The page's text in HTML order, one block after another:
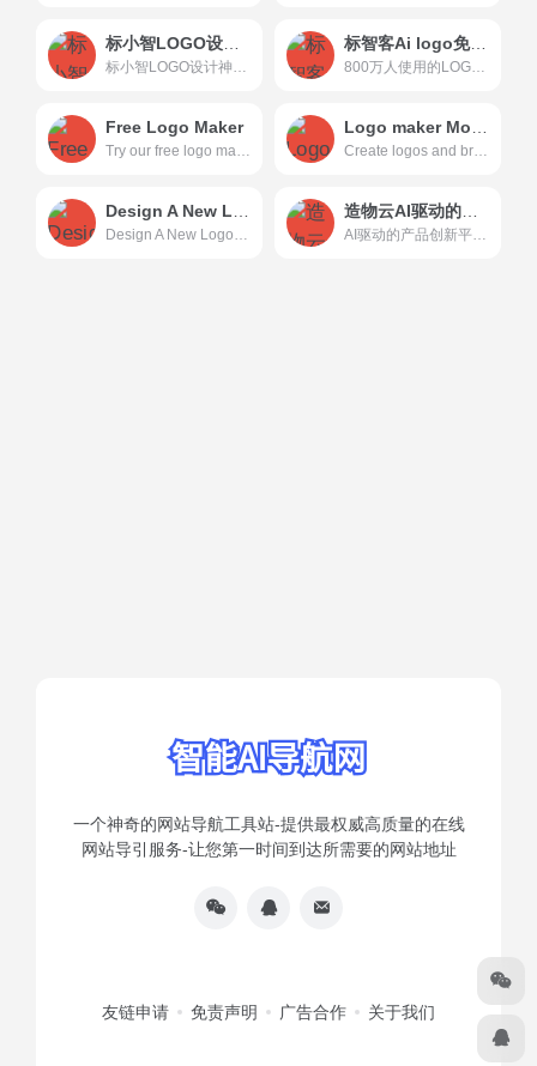
标小智LOGO设计神器-公司logo设计在线制作生成
标小智LOGO设计神器；公司logo设计在线制作生成 - 标小智
标智客Ai logo免费设计在线生成
800万人使用的LOGO设计免费生成器!标智客使用AIGC技术为品牌在线生成logo,智能化生成公司logo设计,商标设计,标志设计及企业VI设计. 标志客可1分钟生成个性化logo设计和品牌设计,源文件可下载!
Free Logo Maker
Try our free logo maker. Trusted by 30M&#x2B; businesses, our online logo generator makes it easy to find the best logo for your business. Make your logo now!&#xA;
Logo maker Mojomox一个多功能的LOGO制作平台
Create logos and brand kits with custom logo fonts and unique symbols. Try this app now for free.
Design A New Logo & Brand Identity You Love! logo制作平台
Design A New Logo &amp; Brand Identity You Love! - LogoAI.com
造物云AI驱动的产品创新平台
AI驱动的产品创新平台 - 造物云工业设计在线协作平台
一个神奇的网站导航工具站-提供最权威高质量的在线
网站导引服务-让您第一时间到达所需要的网站地址
友链申请 免责声明 广告合作 关于我们